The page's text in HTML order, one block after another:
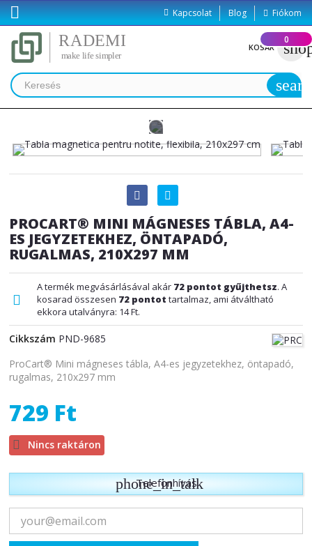
 Kapcsolat Blog Fiókom
KOSÁR
0
PROCART® MINI MÁGNESES TÁBLA, A4-
ES JEGYZETEKHEZ, ÖNTAPADÓ,
RUGALMAS, 210X297 MM
A termék megvásárlásával akár 72 pontot gyűjthetsz. A
kosarad összesen 72 pontot tartalmaz, ami átváltható
ekkora utalványra: 14 Ft.
Cikkszám PND-9685
ProCart® Mini mágneses tábla, A4-es jegyzetekhez, öntapadó,
rugalmas, 210x297 mm
729 Ft
 Nincs raktáron
phone_in_talk
Telefonhívás